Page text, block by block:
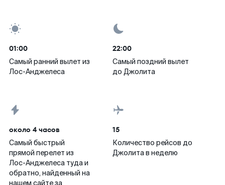
01:00
Самый ранний вылет из
Лос-Анджелеса
22:00
Самый поздний вылет
до Джолита
около 4 часов
Самый быстрый
прямой перелет из
Лос-Анджелеса туда и
обратно, найденный на
нашем сайте за
15
Количество рейсов до
Джолита в неделю